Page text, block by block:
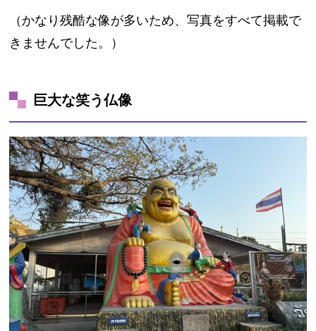
（かなり残酷な像が多いため、写真をすべて掲載で
きませんでした。）
巨大な笑う仏像